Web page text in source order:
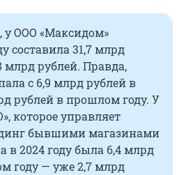
ООО «Максидом»
составила 31,7 млрд
млрд рублей. Правда,
с 6,9 млрд рублей в
рублей в прошлом году. У
которое управляет
бывшими магазинами
в 2024 году была 6,4 млрд
году — уже 2,7 млрд